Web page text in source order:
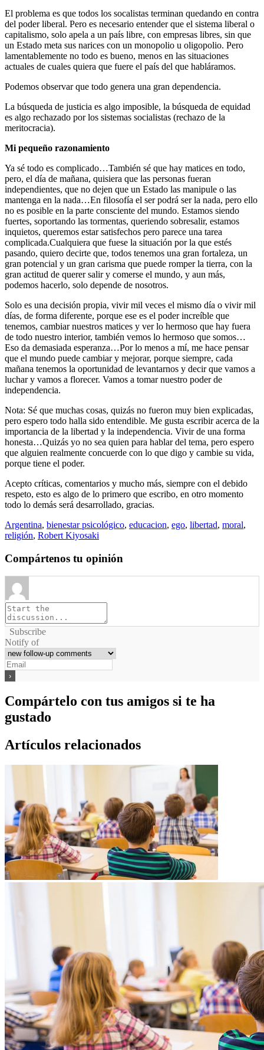
El problema es que todos los socalistas terminan quedando en contra
del poder liberal. Pero es necesario entender que el sistema liberal o
capitalismo, solo apela a un país libre, con empresas libres, sin que
un Estado meta sus narices con un monopolio u oligopolio. Pero
lamentablemente no todo es bueno, menos en las situaciones
actuales de cuales quiera que fuere el país del que habláramos.
Podemos observar que todo genera una gran dependencia.
La búsqueda de justicia es algo imposible, la búsqueda de equidad
es algo rechazado por los sistemas socialistas (rechazo de la
meritocracia).
Mi pequeño razonamiento
Ya sé todo es complicado…También sé que hay matices en todo,
pero, el día de mañana, quisiera que las personas fueran
independientes, que no dejen que un Estado las manipule o las
mantenga en la nada…En filosofía el ser podrá ser la nada, pero ello
no es posible en la parte consciente del mundo. Estamos siendo
fuertes, soportando las tormentas, queriendo sobresalir, estamos
inquietos, queremos estar satisfechos pero parece una tarea
complicada.Cualquiera que fuese la situación por la que estés
pasando, quiero decirte que, todos tenemos una gran fortaleza, un
gran potencial y un gran carisma que puede romper la tierra, con la
gran actitud de querer salir y comerse el mundo, y aun más,
podemos hacerlo, solo depende de nosotros.
Solo es una decisión propia, vivir mil veces el mismo día o vivir mil
días, de forma diferente, porque ese es el poder increíble que
tenemos, cambiar nuestros matices y ver lo hermoso que hay fuera
de todo nuestro interior, también vemos lo hermoso que somos…
Eso da demasiada esperanza…Por lo menos a mí, me hace pensar
que el mundo puede cambiar y mejorar, porque siempre, cada
mañana tenemos la oportunidad de levantarnos y decir que vamos a
luchar y vamos a florecer. Vamos a tomar nuestro poder de
independencia.
Nota: Sé que muchas cosas, quizás no fueron muy bien explicadas,
pero espero todo halla sido entendible. Me gusta escribir acerca de la
importancia de la libertad y la independencia. Vivir de una forma
honesta…Quizás yo no sea quien para hablar del tema, pero espero
que alguien realmente concuerde con lo que digo y cambie su vida,
porque tiene el poder.
Acepto críticas, comentarios y mucho más, siempre con el debido
respeto, esto es algo de lo primero que escribo, en otro momento
todo lo demás será desarrollado, gracias.
Argentina, bienestar psicológico, educacion, ego, libertad, moral,
religión, Robert Kiyosaki
Compártenos tu opinión
Subscribe
Notify of
Compártelo con tus amigos si te ha
gustado
Artículos relacionados